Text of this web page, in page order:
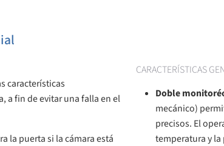
características
a fin de evitar una falla en el
la puerta si la cámara está
CARACTERÍSTICAS
Doble
mecánico)
precisos. El
temperatura y la